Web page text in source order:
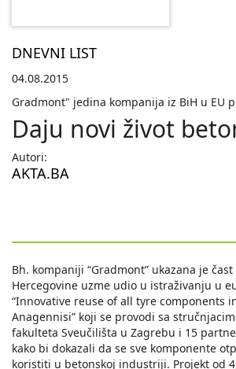
DNEVNI LIST
04.08.2015
Gradmont" jedina kompanija iz BiH u EU
Daju novi život
Autori:
AKTA.BA
Bh. kompaniji “Gradmont” ukazana je
Hercegovine uzme udio u istraživanju u
“Innovative reuse of all tyre components
Anagennisi” koji se provodi sa
fakulteta Sveučilišta u Zagrebu i 15
kako bi dokazali da se sve komponente
koristiti u betonskoj industriji. Projekt od